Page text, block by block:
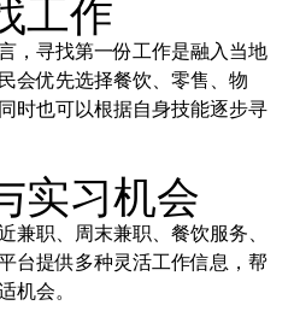
，寻找第一份工作是融入当地
会优先选择餐饮、零售、物
时也可以根据自身技能逐步寻
实习机会
兼职、周末兼职、餐饮服务、
台提供多种灵活工作信息，帮
机会。